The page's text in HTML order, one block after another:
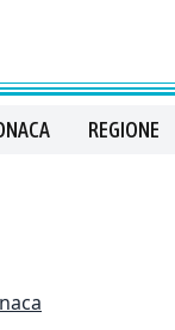
REGIONE